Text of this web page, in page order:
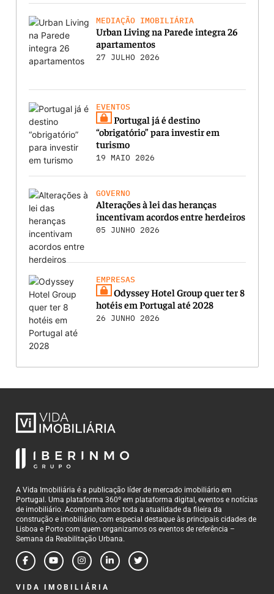
MEDIAÇÃO IMOBILIÁRIA
Urban Living na Parede integra 26
apartamentos
27 JULHO 2026
EVENTOS
Portugal já é destino
“obrigatório” para investir em
turismo
19 MAIO 2026
GOVERNO
Alterações à lei das heranças
incentivam acordos entre herdeiros
05 JUNHO 2026
EMPRESAS
Odyssey Hotel Group quer ter 8
hotéis em Portugal até 2028
26 JUNHO 2026
A Vida Imobiliária é a publicação líder de mercado imobiliário em
Portugal. Uma plataforma 360º em plataforma digital, eventos e notícias
de imobiliário. Acompanhamos toda a atualidade da fileira da
construção e imobiliário, com especial destaque às principais cidades de
Lisboa e Porto com quem organizamos os eventos de referência –
Semana da Reabilitação Urbana.
VIDA IMOBILIÁRIA